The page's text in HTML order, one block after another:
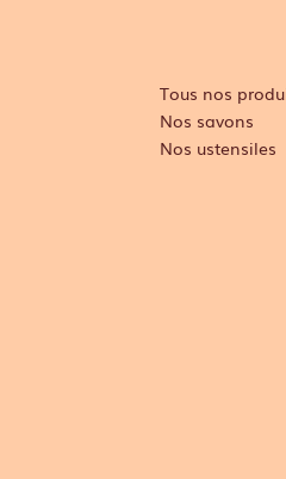
Tous nos
Nos savons
Nos ustensiles